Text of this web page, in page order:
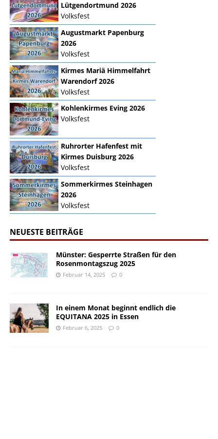
Lütgendortmund 2026
Volksfest
Augustmarkt Papenburg
2026
Volksfest
Kirmes Mariä Himmelfahrt
Warendorf 2026
Volksfest
Kohlenkirmes Eving 2026
Volksfest
Ruhrorter Hafenfest mit
Kirmes Duisburg 2026
Volksfest
Sommerkirmes Steinhagen
2026
Volksfest
NEUESTE BEITRÄGE
Münster: Gesperrte Straßen für den
Rosenmontagszug 2025
Februar 14, 2025 0
In einem Monat beginnt endlich die
EQUITANA 2025 in Essen
Februar 6, 2025 0